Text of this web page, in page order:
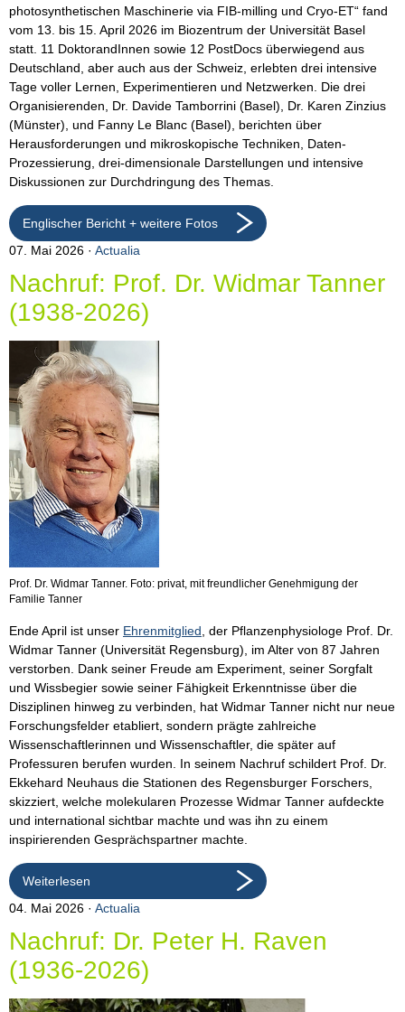
photosynthetischen Maschinerie via FIB-milling und Cryo-ET“ fand
vom 13. bis 15. April 2026 im Biozentrum der Universität Basel
statt. 11 DoktorandInnen sowie 12 PostDocs überwiegend aus
Deutschland, aber auch aus der Schweiz, erlebten drei intensive
Tage voller Lernen, Experimentieren und Netzwerken. Die drei
Organisierenden, Dr. Davide Tamborrini (Basel), Dr. Karen Zinzius
(Münster), und Fanny Le Blanc (Basel), berichten über
Herausforderungen und mikroskopische Techniken, Daten-
Prozessierung, drei-dimensionale Darstellungen und intensive
Diskussionen zur Durchdringung des Themas.
Englischer Bericht + weitere Fotos
07. Mai 2026
Actualia
Nachruf: Prof. Dr. Widmar Tanner
(1938-2026)
Prof. Dr. Widmar Tanner. Foto: privat, mit freundlicher Genehmigung der
Familie Tanner
Ende April ist unser Ehrenmitglied, der Pflanzenphysiologe Prof. Dr.
Widmar Tanner (Universität Regensburg), im Alter von 87 Jahren
verstorben. Dank seiner Freude am Experiment, seiner Sorgfalt
und Wissbegier sowie seiner Fähigkeit Erkenntnisse über die
Disziplinen hinweg zu verbinden, hat Widmar Tanner nicht nur neue
Forschungsfelder etabliert, sondern prägte zahlreiche
Wissenschaftlerinnen und Wissenschaftler, die später auf
Professuren berufen wurden. In seinem Nachruf schildert Prof. Dr.
Ekkehard Neuhaus die Stationen des Regensburger Forschers,
skizziert, welche molekularen Prozesse Widmar Tanner aufdeckte
und international sichtbar machte und was ihn zu einem
inspirierenden Gesprächspartner machte.
Weiterlesen
04. Mai 2026
Actualia
Nachruf: Dr. Peter H. Raven
(1936-2026)